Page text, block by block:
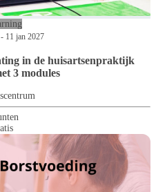
11 jan 2027
in de huisartsenpraktijk
3 modules